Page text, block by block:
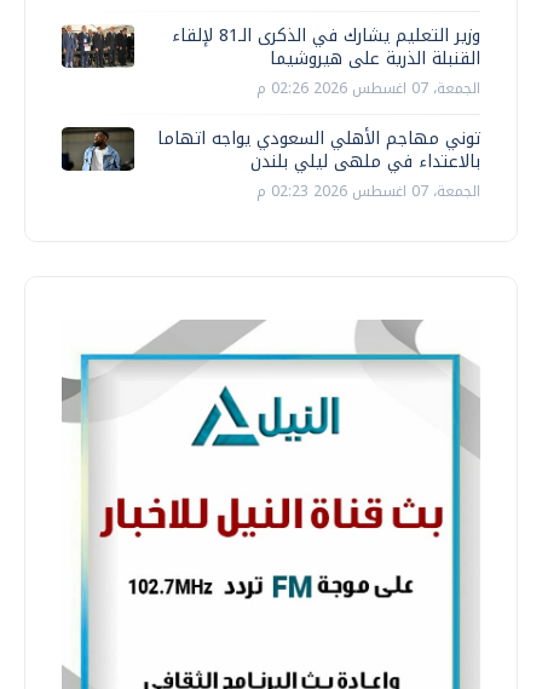
وزير التعليم يشارك في الذكرى الـ81 لإلقاء
القنبلة الذرية على هيروشيما
الجمعة، 07 اغسطس 2026 02:26 م
توني مهاجم الأهلي السعودي يواجه اتهاما
بالاعتداء في ملهى ليلي بلندن
الجمعة، 07 اغسطس 2026 02:23 م